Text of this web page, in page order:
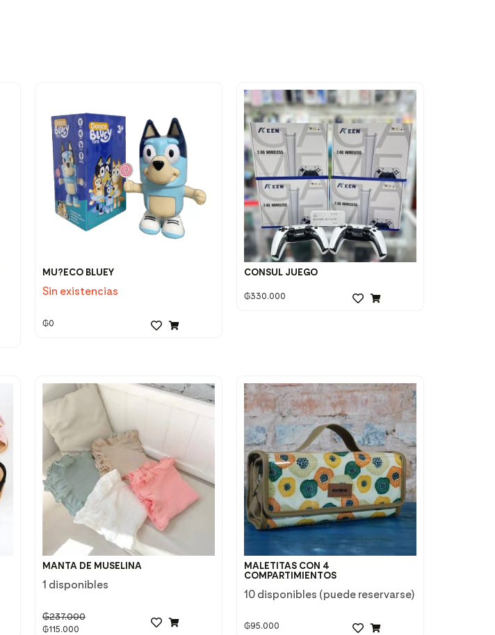
MU?ECO BLUEY
Sin existencias
₲0
CONSUL JUEGO
₲330.000
MANTA DE MUSELINA
1 disponibles
₲237.000
₲115.000
MALETITAS CON 4
COMPARTIMIENTOS
10 disponibles (puede reservarse)
₲95.000